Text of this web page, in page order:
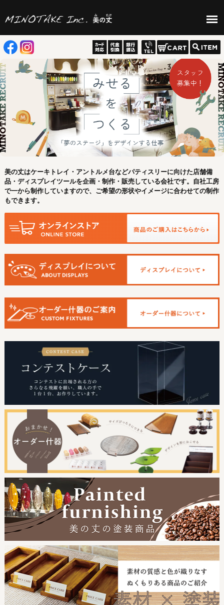
美の丈はケーキトレイ・アントルメ台などパティスリーに向けた店舗備
品・ディスプレイツールを企画・制作・販売している会社です。自社工房
で一から制作していますので、ご希望の形状やイメージに合わせての制作
もできます。